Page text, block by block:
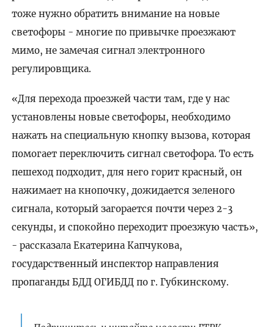
тоже нужно обратить внимание на новые
светофоры - многие по привычке проезжают
мимо, не замечая сигнал электронного
регулировщика.
«Для перехода проезжей части там, где у нас
установлены новые светофоры, необходимо
нажать на специальную кнопку вызова, которая
помогает переключить сигнал светофора. То есть
пешеход подходит, для него горит красный, он
нажимает на кнопочку, дожидается зеленого
сигнала, который загорается почти через 2-3
секунды, и спокойно переходит проезжую часть»,
- рассказала Екатерина Капчукова,
государственный инспектор направления
пропаганды БДД ОГИБДД по г. Губкинскому.